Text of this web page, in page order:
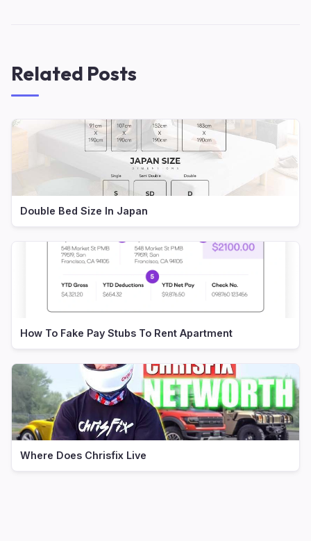
Related Posts
Double Bed Size In Japan
How To Fake Pay Stubs To Rent Apartment
Where Does Chrisfix Live